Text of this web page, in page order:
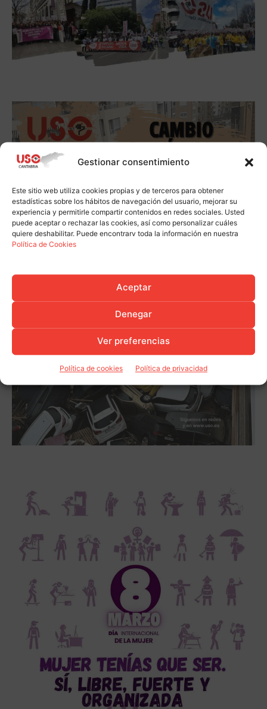
Gestionar consentimiento
Este sitio web utiliza cookies propias y de terceros para obtener
estadísticas sobre los hábitos de navegación del usuario, mejorar su
experiencia y permitirle compartir contenidos en redes sociales. Usted
puede aceptar o rechazar las cookies, así como personalizar cuáles
quiere deshabilitar. Puede encontrarv toda la información en nuestra
Política de Cookies
Aceptar
Denegar
Ver preferencias
Política de cookies Política de privacidad